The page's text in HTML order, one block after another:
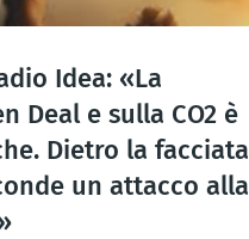
Idea: «La
Deal e sulla CO2 è
Dietro la facciata
un attacco alla